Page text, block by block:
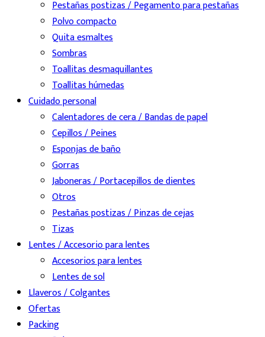
Pestañas postizas / Pegamento para pestañas
Polvo compacto
Quita esmaltes
Sombras
Toallitas desmaquillantes
Toallitas húmedas
Cuidado personal
Calentadores de cera / Bandas de papel
Cepillos / Peines
Esponjas de baño
Gorras
Jaboneras / Portacepillos de dientes
Otros
Pestañas postizas / Pinzas de cejas
Tizas
Lentes / Accesorio para lentes
Accesorios para lentes
Lentes de sol
Llaveros / Colgantes
Ofertas
Packing